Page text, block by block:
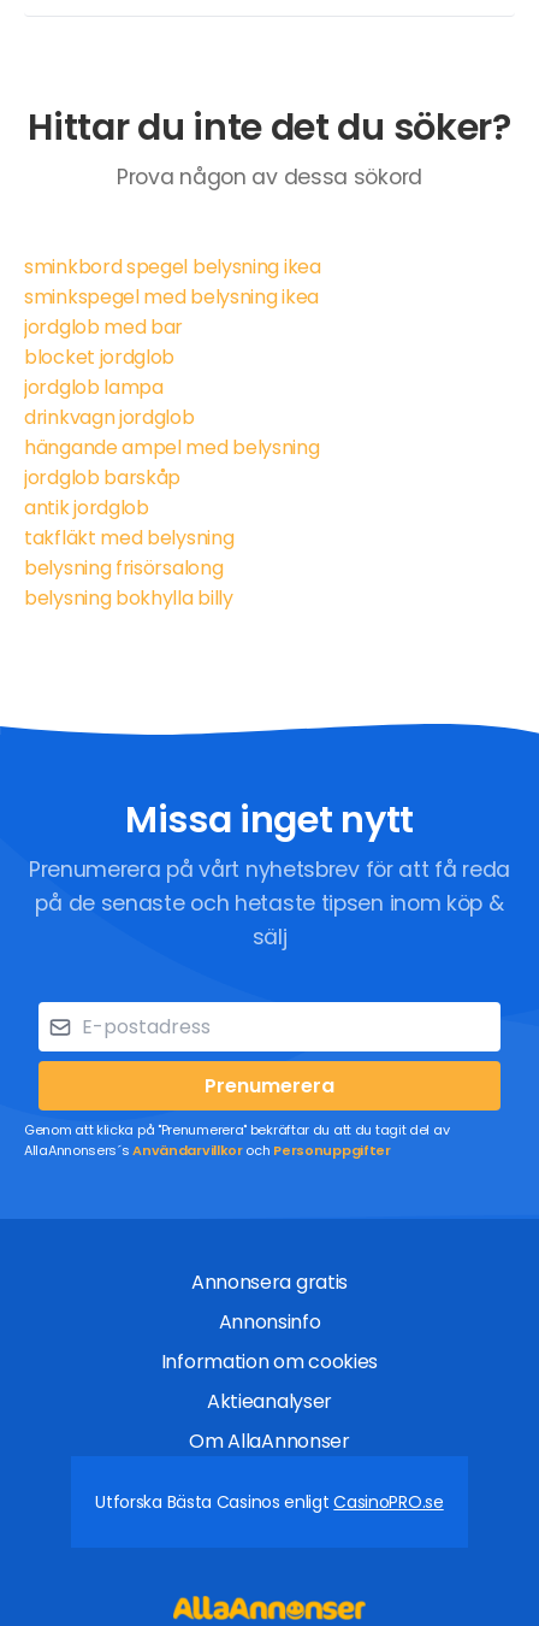
Hittar du inte det du söker?
Prova någon av dessa sökord
sminkbord spegel belysning ikea
sminkspegel med belysning ikea
jordglob med bar
blocket jordglob
jordglob lampa
drinkvagn jordglob
hängande ampel med belysning
jordglob barskåp
antik jordglob
takfläkt med belysning
belysning frisörsalong
belysning bokhylla billy
Missa inget nytt
Prenumerera på vårt nyhetsbrev för att få reda
på de senaste och hetaste tipsen inom köp &
sälj
Prenumerera
Genom att klicka på "Prenumerera" bekräftar du att du tagit del av
AllaAnnonsers´sAnvändarvillkoroch Personuppgifter
Annonsera gratis
Annonsinfo
Information om cookies
Aktieanalyser
Om AllaAnnonser
Utforska Bästa Casinos enligtCasinoPRO.se